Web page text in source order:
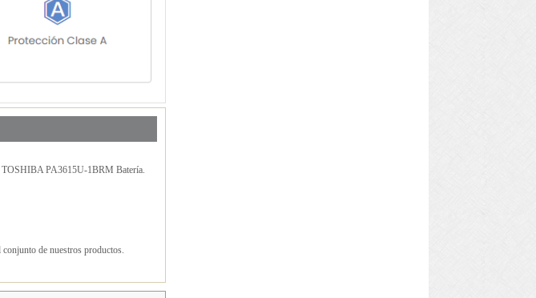
PA3615U-1BRM Batería.
de nuestros productos.